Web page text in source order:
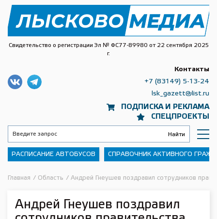
Свидетельство о регистрации Эл № ФС77-89980 от 22 сентября 2025
г.
ПОДПИСКА И РЕКЛАМА
СПЕЦПРОЕКТЫ
Контакты
+7 (83149) 5-13-24
lsk_gazett@list.ru
РАСПИСАНИЕ АВТОБУСОВ СПРАВОЧНИК АКТИВНОГО
Главная / Область / Андрей Гнеушев поздравил сотрудников
Андрей Гнеушев поздравил